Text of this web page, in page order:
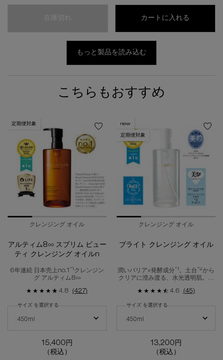
在庫切れ ルージュ アンリミテッド ラッカーシャイン
カートに入れる
もっと製品を読み込む
こちらもおすすめ
定期便対象
クレンジング オイル
アルティム8∞ スブリム ビュー
ティ クレンジング オイルn
6年連続 日本売上no.1 *1 クレンジン
グ アルティム8∞
4.8 (427)
450ml
サイズ を選択する
15,400円
（税込）
new
定期便対象
クレンジング オイル
ブライト クレンジング オイル
潤いバリア×発酵成分 *1 。土台 *2 から
クリアに澄み渡る、水光透明肌。高
4.6
(45)
450ml
サイズ を選択する
13,200円
（税込）